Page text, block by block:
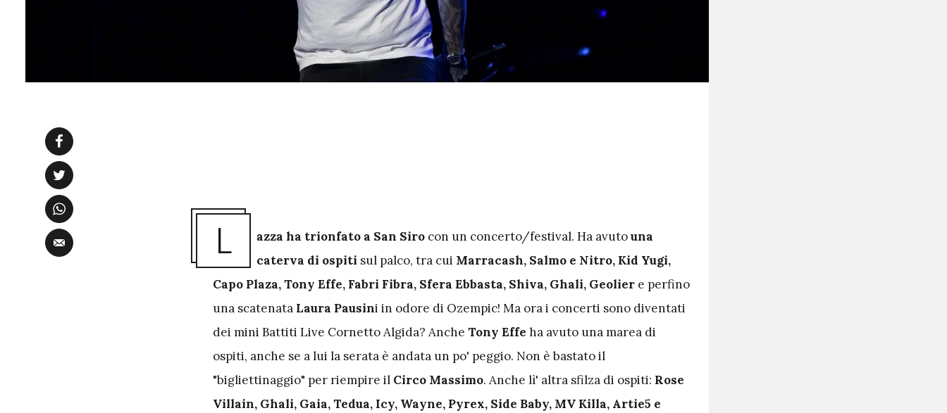
L azza ha trionfato a San Siro con un concerto/festival. Ha avutouna
caterva di ospiti sul palco, tra cui Marracash, Salmo e Nitro, Kid Yugi,
Capo Plaza, Tony Effe, Fabri Fibra, Sfera Ebbasta, Shiva, Ghali, Geolier e perfino
una scatenata Laura Pausini in odore di Ozempic! Ma ora i concerti sono diventati
dei mini Battiti Live Cornetto Algida? Anche Tony Effe ha avuto una marea di
ospiti, anche se a lui la serata è andata un po' peggio. Non è bastato il
"bigliettinaggio" per riempire il Circo Massimo. Anche lì' altra sfilza di ospiti: Rose
Villain, Ghali, Gaia, Tedua, Icy, Wayne, Pyrex, Side Baby, MV Killa, Artie5 e